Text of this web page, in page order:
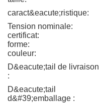
caract&eacute;ristique:
Tension nominale:
certificat:
forme:
couleur:
D&eacute;tail de livraison
:
D&eacute;tail
d&#39;emballage :